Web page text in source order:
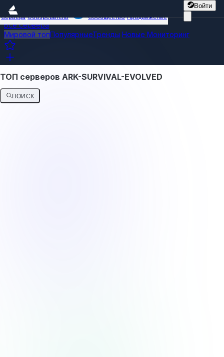
Войти
Сервера Обозреватель Сообщество Продвижение
Все сервера
Мировой топПопулярныеТренды Новые Мониторинг
ТОП серверов ARK-SURVIVAL-EVOLVED
ПОИСК